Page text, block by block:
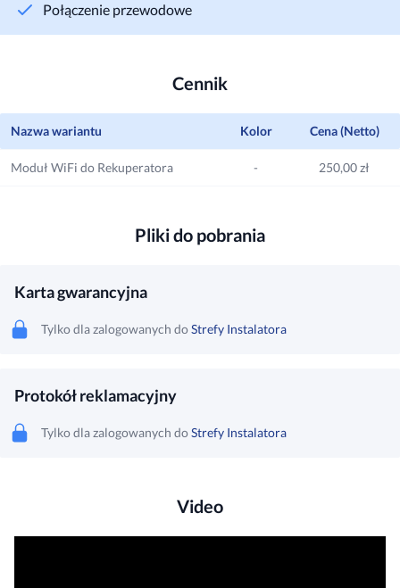
Połączenie przewodowe
Cennik
Nazwa wariantu Kolor Cena (Netto)
Moduł WiFi do Rekuperatora - 250,00 zł
Pliki do pobrania
Karta gwarancyjna
Tylko dla zalogowanych doStrefy Instalatora
Protokół reklamacyjny
Tylko dla zalogowanych doStrefy Instalatora
Video